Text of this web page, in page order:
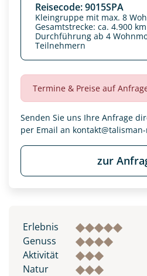
Reisecode: 9015SPA
Kleingruppe mit max. 8
Gesamtstrecke: ca. 4.900 km
Durchführung ab 4
Teilnehmern
Termine & Preise auf
Senden Sie uns Ihre Anfrage
per Email an
zur
Erlebnis
Genuss
Aktivität
Natur